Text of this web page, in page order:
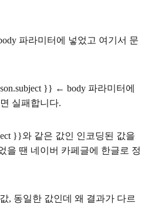
파라미터에 넣었고 여기서 문
}} ← body 파라미터에
실패합니다.
}}와 같은 값인 인코딩된 값을
을 땐 네이버 카페글에 한글로 정
, 동일한 값인데 왜 결과가 다르